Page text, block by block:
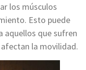
los músculos
Esto puede
aquellos que sufren
la movilidad.